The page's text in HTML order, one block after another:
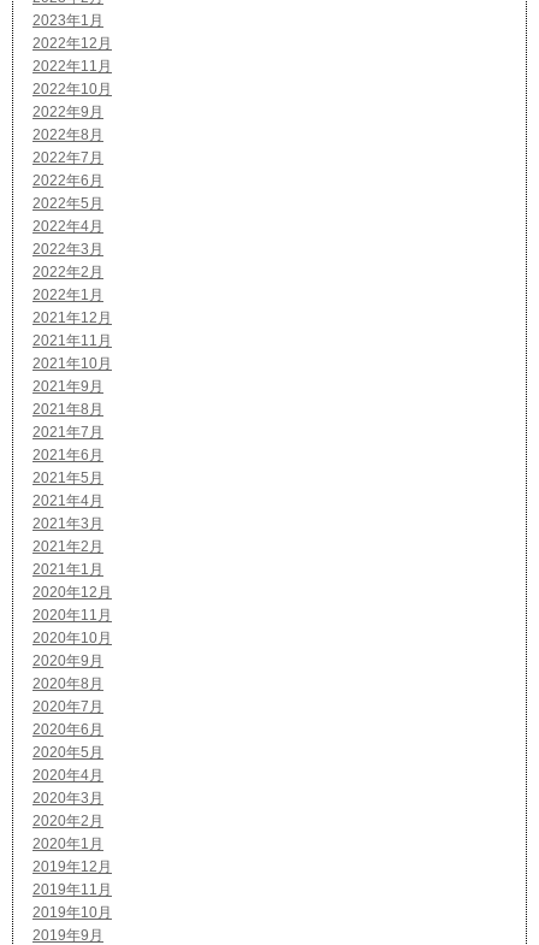
2023年1月
2022年12月
2022年11月
2022年10月
2022年9月
2022年8月
2022年7月
2022年6月
2022年5月
2022年4月
2022年3月
2022年2月
2022年1月
2021年12月
2021年11月
2021年10月
2021年9月
2021年8月
2021年7月
2021年6月
2021年5月
2021年4月
2021年3月
2021年2月
2021年1月
2020年12月
2020年11月
2020年10月
2020年9月
2020年8月
2020年7月
2020年6月
2020年5月
2020年4月
2020年3月
2020年2月
2020年1月
2019年12月
2019年11月
2019年10月
2019年9月